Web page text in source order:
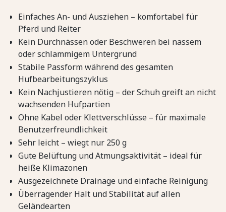
Einfaches An- und Ausziehen – komfortabel für
Pferd und Reiter
Kein Durchnässen oder Beschweren bei nassem
oder schlammigem Untergrund
Stabile Passform während des gesamten
Hufbearbeitungszyklus
Kein Nachjustieren nötig – der Schuh greift an nicht
wachsenden Hufpartien
Ohne Kabel oder Klettverschlüsse – für maximale
Benutzerfreundlichkeit
Sehr leicht – wiegt nur 250 g
Gute Belüftung und Atmungsaktivität – ideal für
heiße Klimazonen
Ausgezeichnete Drainage und einfache Reinigung
Überragender Halt und Stabilität auf allen
Geländearten